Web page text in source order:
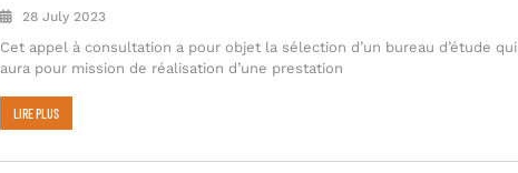
28 July 2023
Cet appel à consultation a pour objet la sélection d’un bureau d’étude qui
aura pour mission de réalisation d’une prestation
LIRE PLUS